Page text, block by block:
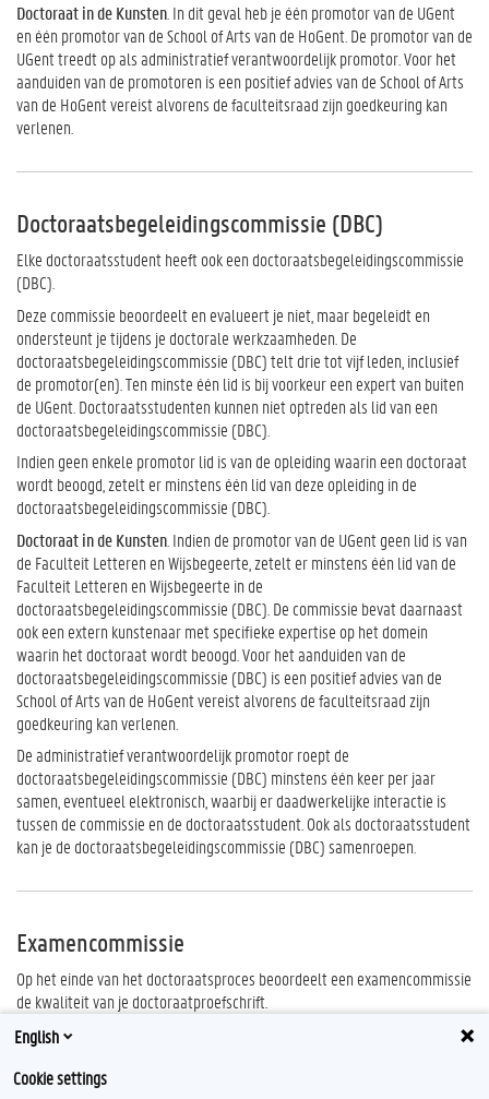
Doctoraat in de Kunsten In dit geval heb je één promotor van de UGent
en één promotor van de School of Arts van de HoGent. De promotor van de
UGent treedt op als administratief verantwoordelijk promotor. Voor het
aanduiden van de promotoren is een positief advies van de School of Arts
van de HoGent vereist alvorens de faculteitsraad zijn goedkeuring kan
verlenen.
Doctoraatsbegeleidingscommissie (DBC)
Elke doctoraatsstudent heeft ook een doctoraatsbegeleidingscommissie
(DBC).
Deze commissie beoordeelt en evalueert je niet, maar begeleidt en
ondersteunt je tijdens je doctorale werkzaamheden. De
doctoraatsbegeleidingscommissie (DBC) telt drie tot vijf leden, inclusief
de promotor(en). Ten minste één lid is bij voorkeur een expert van buiten
de UGent. Doctoraatsstudenten kunnen niet optreden als lid van een
doctoraatsbegeleidingscommissie (DBC).
Indien geen enkele promotor lid is van de opleiding waarin een doctoraat
wordt beoogd, zetelt er minstens één lid van deze opleiding in de
doctoraatsbegeleidingscommissie (DBC).
Doctoraat in de Kunsten . Indien de promotor van de UGent geen lid is van
de Faculteit Letteren en Wijsbegeerte, zetelt er minstens één lid van de
Faculteit Letteren en Wijsbegeerte in de
doctoraatsbegeleidingscommissie (DBC). De commissie bevat daarnaast
ook een extern kunstenaar met specifieke expertise op het domein
waarin het doctoraat wordt beoogd. Voor het aanduiden van de
doctoraatsbegeleidingscommissie (DBC) is een positief advies van de
School of Arts van de HoGent vereist alvorens de faculteitsraad zijn
goedkeuring kan verlenen.
De administratief verantwoordelijk promotor roept de
doctoraatsbegeleidingscommissie (DBC) minstens één keer per jaar
samen, eventueel elektronisch, waarbij er daadwerkelijke interactie is
tussen de commissie en de doctoraatsstudent. Ook als doctoraatsstudent
kan je de doctoraatsbegeleidingscommissie (DBC) samenroepen.
Examencommissie
Op het einde van het doctoraatsproces beoordeelt een examencommissie
de kwaliteit van je doctoraatproefschrift.
De examencommissie wordt
examencommissie, maar zijn nooit stemgerechtigd.
English
Cookie settings